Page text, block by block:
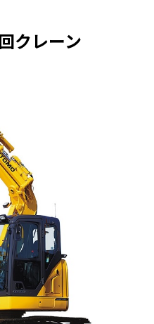
クレーン